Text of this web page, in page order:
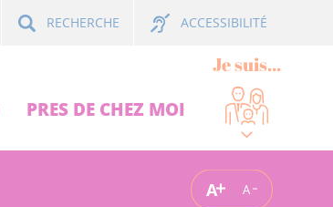
RECHERCHE ACCESSIBILITÉ
PRES DE CHEZ MOI
Je suis...
A A